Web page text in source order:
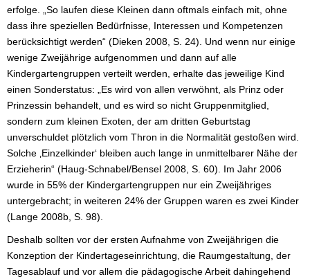
erfolge. „So laufen diese Kleinen dann oftmals einfach mit, ohne
dass ihre speziellen Bedürfnisse, Interessen und Kompetenzen
berücksichtigt werden“ (Dieken 2008, S. 24). Und wenn nur einige
wenige Zweijährige aufgenommen und dann auf alle
Kindergartengruppen verteilt werden, erhalte das jeweilige Kind
einen Sonderstatus: „Es wird von allen verwöhnt, als Prinz oder
Prinzessin behandelt, und es wird so nicht Gruppenmitglied,
sondern zum kleinen Exoten, der am dritten Geburtstag
unverschuldet plötzlich vom Thron in die Normalität gestoßen wird.
Solche ‚Einzelkinder‘ bleiben auch lange in unmittelbarer Nähe der
Erzieherin“ (Haug-Schnabel/Bensel 2008, S. 60). Im Jahr 2006
wurde in 55% der Kindergartengruppen nur ein Zweijähriges
untergebracht; in weiteren 24% der Gruppen waren es zwei Kinder
(Lange 2008b, S. 98).
Deshalb sollten vor der ersten Aufnahme von Zweijährigen die
Konzeption der Kindertageseinrichtung, die Raumgestaltung, der
Tagesablauf und vor allem die pädagogische Arbeit dahingehend